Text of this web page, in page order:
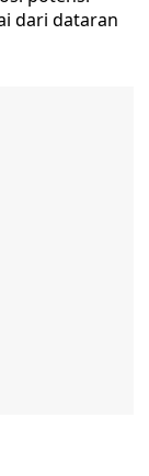
dari dataran